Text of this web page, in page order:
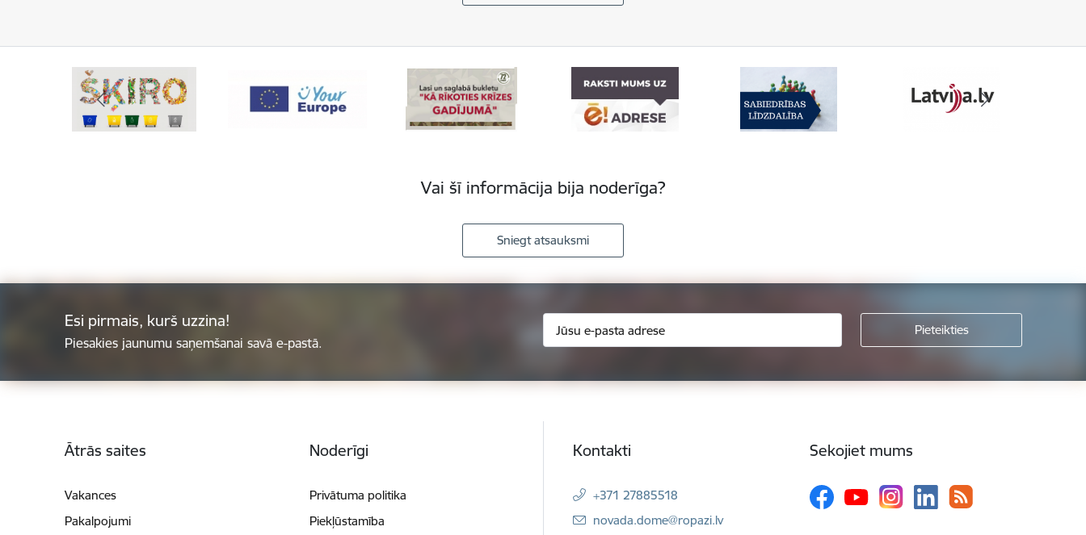
Vai šī informācija bija noderīga?
Sniegt atsauksmi
Esi pirmais, kurš uzzina!
Piesakies jaunumu saņemšanai savā e-pastā.
Ātrās saites
Vakances
Pakalpojumi
Noderīgi
Privātuma politika
Piekļūstamība
Kontakti
+371 27885518
E-pasts:
novada.dome@ropazi.lv
Sekojiet mums